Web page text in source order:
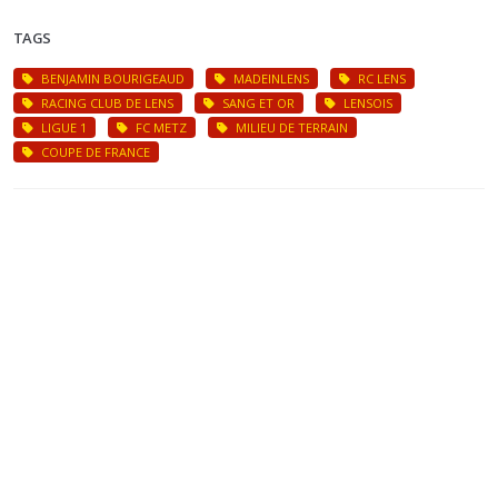
TAGS
BENJAMIN BOURIGEAUD MADEINLENS
RC LENS
RACING CLUB DE LENS
SANG ET OR
LENSOIS
LIGUE 1
FC METZ
MILIEU DE TERRAIN
COUPE DE FRANCE